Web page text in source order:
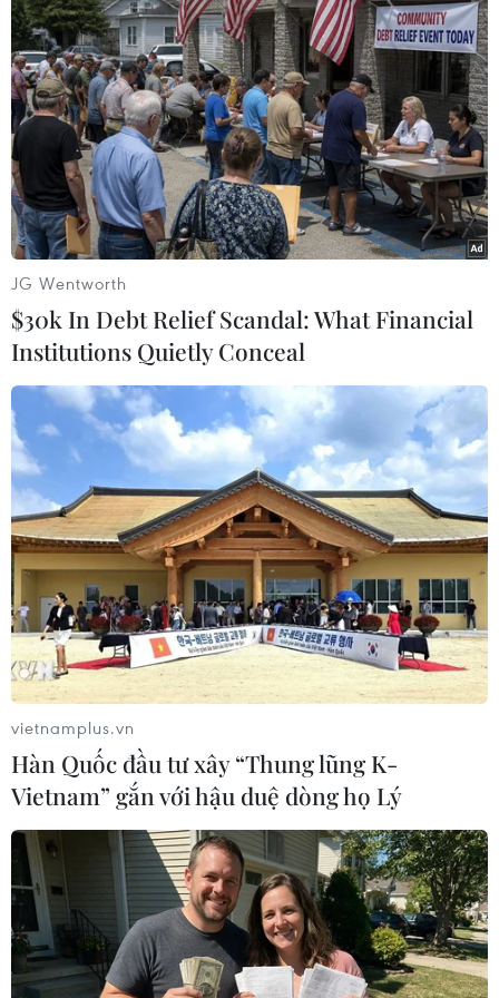
TIN LIÊN QUAN
Bất ổn địa chính trị đẩy đồng USD bám sát
mức cao nhất trong 5 tháng
16/05/2018 11:12
Đồng USD tiếp tục bám sát mức cao nhất trong 5 tháng
qua trong bối cảnh Triều Tiên cảnh báo sẽ hủy hội nghị
thượng đỉnh lịch sử với Mỹ, dự kiến diễn ra vào ngày
12/6 tới tại Singapore.
JG Wentworth
$30k In Debt Relief Scandal: What Financial
Institutions Quietly Conceal
vietnamplus.vn
Hàn Quốc đầu tư xây “Thung lũng K-
Vietnam” gắn với hậu duệ dòng họ Lý